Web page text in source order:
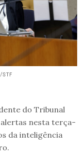
do Tribunal
alertas nesta terça-
da inteligência